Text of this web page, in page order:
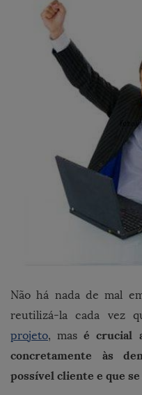
Não há nada de mal
reutilizá-la cada vez
projeto, masé crucial
concretamente às
possível cliente e que